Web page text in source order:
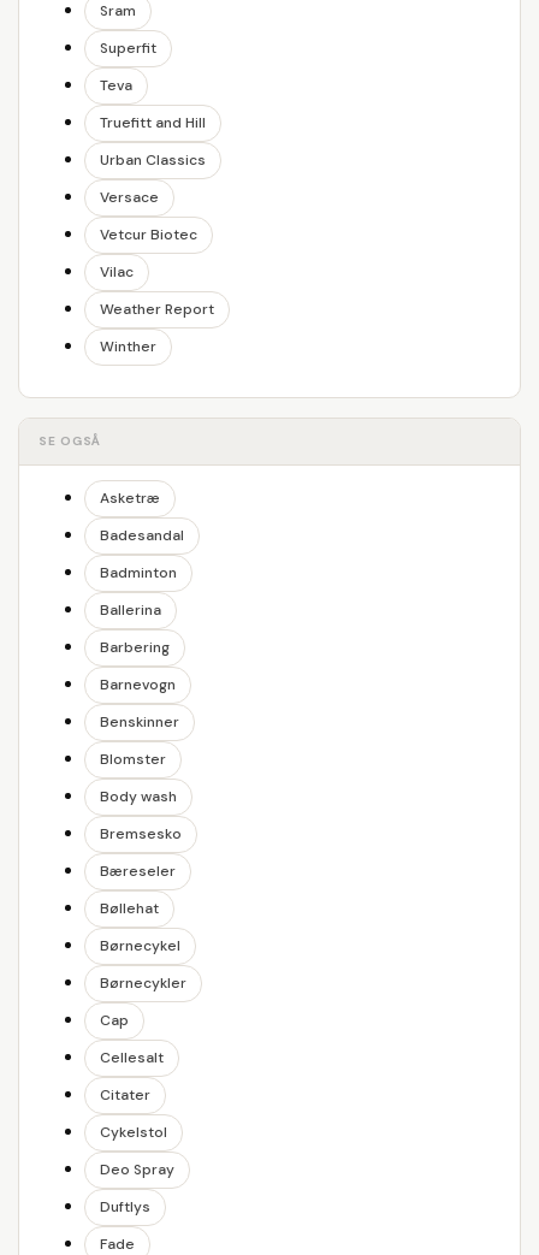
Sram
Superfit
Teva
Truefitt and Hill
Urban Classics
Versace
Vetcur Biotec
Vilac
Weather Report
Winther
SE OGSÅ
Asketræ
Badesandal
Badminton
Ballerina
Barbering
Barnevogn
Benskinner
Blomster
Body wash
Bremsesko
Bæreseler
Bøllehat
Børnecykel
Børnecykler
Cap
Cellesalt
Citater
Cykelstol
Deo Spray
Duftlys
Fade